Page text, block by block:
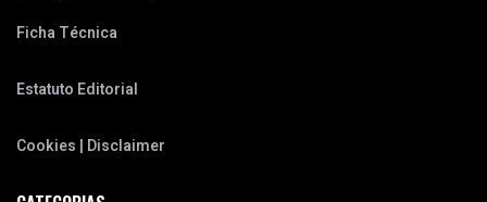
Ficha Técnica
Estatuto Editorial
Cookies | Disclaimer